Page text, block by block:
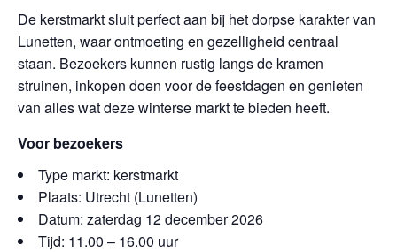
De kerstmarkt sluit perfect aan bij het dorpse karakter van
Lunetten, waar ontmoeting en gezelligheid centraal
staan. Bezoekers kunnen rustig langs de kramen
struinen, inkopen doen voor de feestdagen en genieten
van alles wat deze winterse markt te bieden heeft.
Voor bezoekers
Type markt: kerstmarkt
Plaats: Utrecht (Lunetten)
Datum: zaterdag 12 december 2026
Tijd: 11.00 – 16.00 uur